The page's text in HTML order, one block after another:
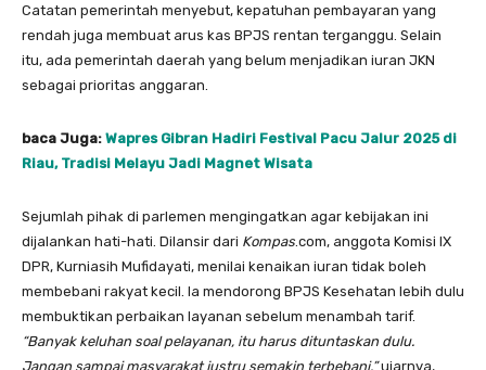
Catatan pemerintah menyebut, kepatuhan pembayaran yang
rendah juga membuat arus kas BPJS rentan terganggu. Selain
itu, ada pemerintah daerah yang belum menjadikan iuran JKN
sebagai prioritas anggaran.
baca Juga: Wapres Gibran Hadiri Festival Pacu Jalur 2025 di
Riau, Tradisi Melayu Jadi Magnet Wisata
Sejumlah pihak di parlemen mengingatkan agar kebijakan ini
dijalankan hati-hati. Dilansir dari Kompas .com, anggota Komisi IX
DPR, Kurniasih Mufidayati, menilai kenaikan iuran tidak boleh
membebani rakyat kecil. Ia mendorong BPJS Kesehatan lebih dulu
membuktikan perbaikan layanan sebelum menambah tarif.
“Banyak keluhan soal pelayanan, itu harus dituntaskan dulu.
Jangan sampai masyarakat justru semakin terbebani,”ujarnya,